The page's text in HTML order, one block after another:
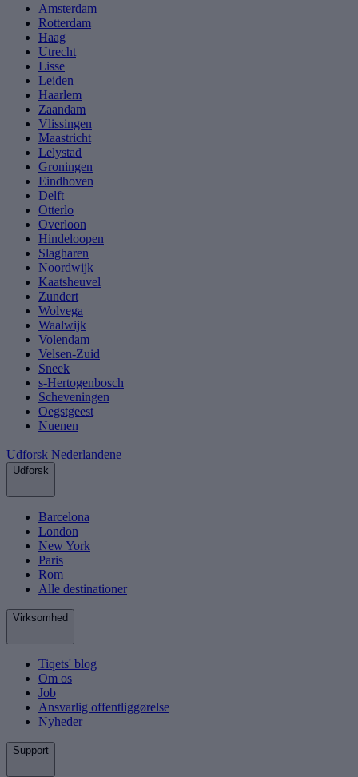
Amsterdam
Rotterdam
Haag
Utrecht
Lisse
Leiden
Haarlem
Zaandam
Vlissingen
Maastricht
Lelystad
Groningen
Eindhoven
Delft
Otterlo
Overloon
Hindeloopen
Slagharen
Noordwijk
Kaatsheuvel
Zundert
Wolvega
Waalwijk
Volendam
Velsen-Zuid
Sneek
s-Hertogenbosch
Scheveningen
Oegstgeest
Nuenen
Udforsk Nederlandene
Udforsk
Barcelona
London
New York
Paris
Rom
Alle destinationer
Virksomhed
Tiqets' blog
Om os
Job
Ansvarlig offentliggørelse
Nyheder
Support